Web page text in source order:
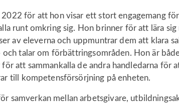
för att hon visar ett stort engagemang
runt omkring sig. Hon brinner för att lära sig
av eleverna och uppmuntrar dem att klara
talar om förbättringsområden. Hon är
att sammankalla de andra handledarna för
till kompetensförsörjning på enheten.
samverkan mellan arbetsgivare,